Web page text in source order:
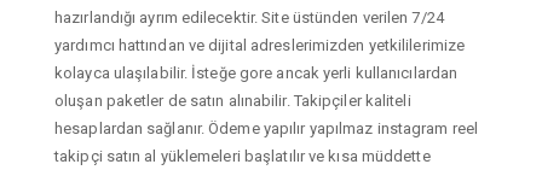
hazırlandığı ayrım edilecektir. Site üstünden verilen 7/24
yardımcı hattından ve dijital adreslerimizden yetkililerimize
kolayca ulaşılabilir. İsteğe gore ancak yerli kullanıcılardan
oluşan paketler de satın alınabilir. Takipçiler kaliteli
hesaplardan sağlanır. Ödeme yapılır yapılmaz instagram reel
takipçi satın al yüklemeleri başlatılır ve kısa müddette